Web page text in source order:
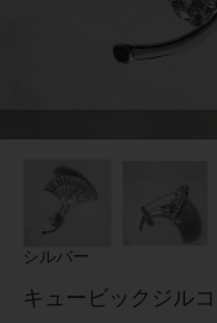
シルバー
キュービックジル